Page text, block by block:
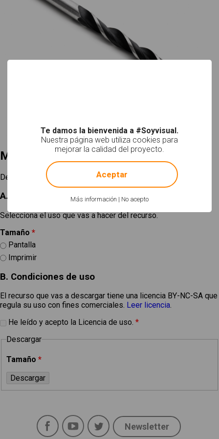
Mi selección
Descargar
A. Elige un tamaño
Selecciona el uso que vas a hacer del recurso.
Tamaño *
Pantalla
Imprimir
B. Condiciones de uso
El recurso que vas a descargar tiene una licencia BY-NC-SA que
regula su uso con fines comerciales. Leer licencia.
He leído y acepto la Licencia de uso. *
Descargar
Tamaño *
Social
FacebookYouTubeTwitter
Newsletter
Te damos la bienvenida a #Soyvisual.
Nuestra página web utiliza cookies para
mejorar la calidad del proyecto.
Más información | No acepto
! Not valid!
Aceptar